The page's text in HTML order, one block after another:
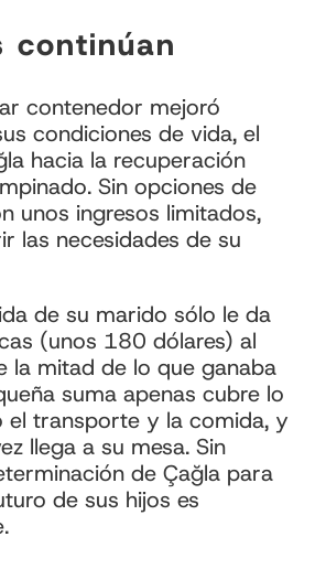
continúan
contenedor mejoró
condiciones de vida, el
hacia la recuperación
Sin opciones de
unos ingresos limitados,
las necesidades de su
de su marido sólo le da
(unos 180 dólares) al
la mitad de lo que ganaba
suma apenas cubre lo
el transporte y la comida, y
llega a su mesa. Sin
de Çağla para
de sus hijos es